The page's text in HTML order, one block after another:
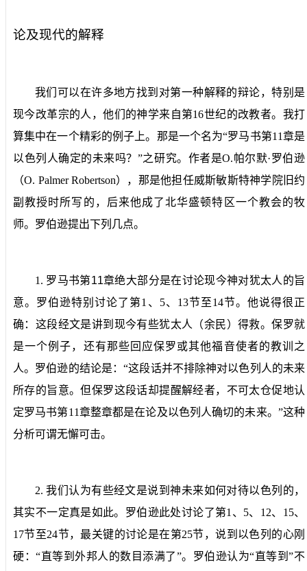
论及现代的解释
我们可以在许多地方找到对第一种解释的辩论，特别是
现今改革宗的人，他们的神学来自第16世纪的改教者。我打
算集中在一个精彩的例子上。那是一个名为“罗马书第11章是
以色列人确定的未来吗？”之研究。作者是O.帕尔默·罗伯逊
（O. Palmer Robertson），那是他担任威斯敏斯特神学院旧约
副教授时所写的，后来他成了北华盛顿特区一个教会的牧
师。罗伯逊提出下列几点。
1. 罗马书第11章绝大部分是在讨论现今神对犹太人的旨
意。 罗伯逊特别讨论了第1 、 5、 13节至14节。他说得很正
确：这段经文是讲到现今有些犹太人（余民）得救。保罗就
是一个例子，还有那些回应保罗或其他福音使者的教训之
人。罗伯逊的结论是：“这段话并不排除神对以色列人的未来
所存的旨意。但保罗这段话却提醒解经者，不可太仓促地认
定罗马书第11章整章都是在论及以色列人确切的未来。”这种
分析可谓无懈可击。
2.我们认为有些经文是说到神未来如何对待以色列的，
其实不一定真是如此。 罗伯逊此处讨论了第1 、 5、 12、 15、
17节至24节，最关键的讨论是在第25节，说到以色列的心刚
硬：“直等到外邦人的数目添满了”。罗伯逊认为“直等到”不